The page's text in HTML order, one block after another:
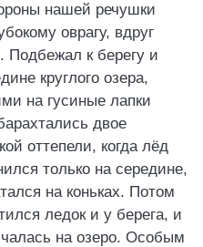
нашей речушки
оврагу, вдруг
Подбежал к берегу и
круглого озера,
на гусиные лапки
двое
оттепели, когда лёд
только на середине,
на коньках. Потом
ледок и у берега, и
на озеро. Особым